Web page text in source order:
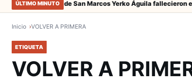
ÚLTIMO MINUTO
del jugador de San Marcos Yerko Águila fallecieron
Inicio VOLVER A PRIMERA
ETIQUETA
VOLVER A